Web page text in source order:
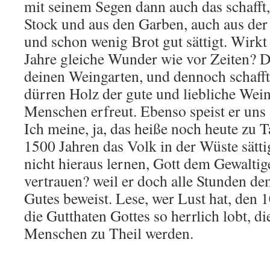
mit seinem Segen dann auch das
Stock und aus den Garben, auch aus
und schon wenig Brot gut sättigt.
Jahre gleiche Wunder wie vor Zeiten?
deinen Weingarten, und dennoch
dürren Holz der gute und liebliche
Menschen erfreut. Ebenso speist er
Ich meine, ja, das heiße noch heute zu
1500 Jahren das Volk in der Wüste
nicht hieraus lernen, Gott dem
vertrauen? weil er doch alle Stunden
Gutes beweist. Lese, wer Lust hat, den
die Gutthaten Gottes so herrlich lobt,
Menschen zu Theil werden.